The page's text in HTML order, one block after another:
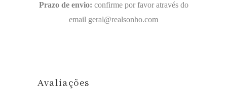
Prazo de envio: confirme por favor através do
email geral@realsonho.com
Avaliações